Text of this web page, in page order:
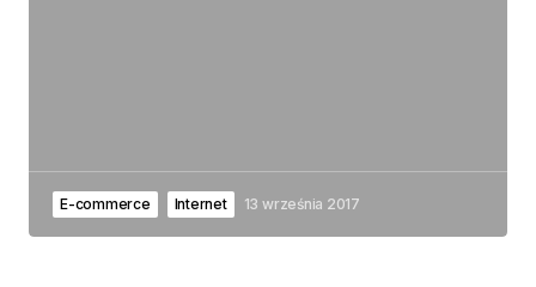
E-commerce Internet 13 września 2017